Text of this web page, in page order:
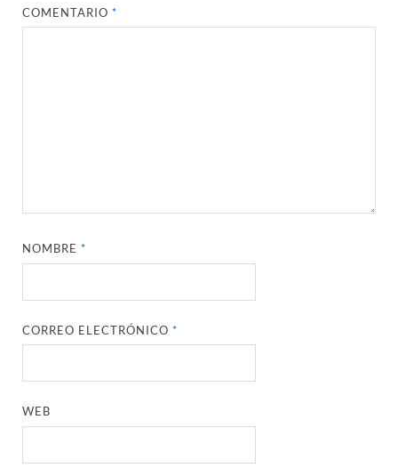
COMENTARIO*
NOMBRE*
CORREO ELECTRÓNICO*
WEB